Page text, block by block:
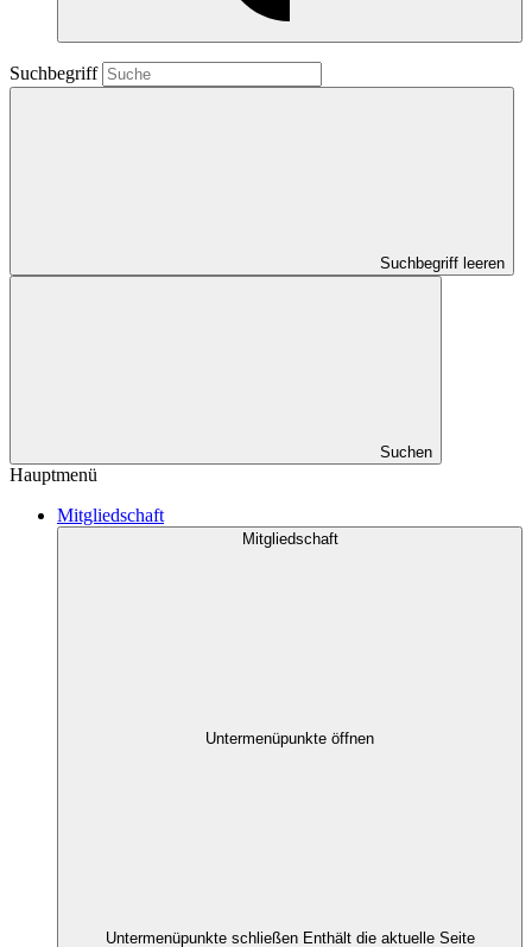
Suchbegriff
Suchbegriff leeren
Suchen
Hauptmenü
Mitgliedschaft
Mitgliedschaft
Untermenüpunkte öffnen
Untermenüpunkte schließen Enthält die aktuelle Seite